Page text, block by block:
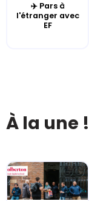
✈️ Pars à
l'étranger avec
EF
À la une !